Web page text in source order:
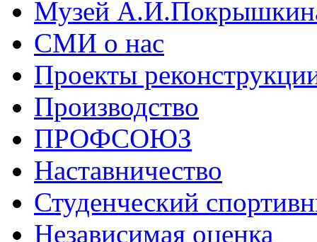
Музей
СМИ о нас
Проекты
Производство
ПРОФСОЮЗ
Наставничество
Студенческий
Независимая оценка